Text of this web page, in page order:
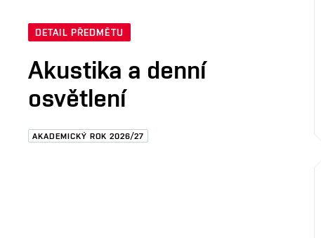
DETAIL PŘEDMĚTU
Akustika a denní
osvětlení
AKADEMICKÝ ROK 2026/27